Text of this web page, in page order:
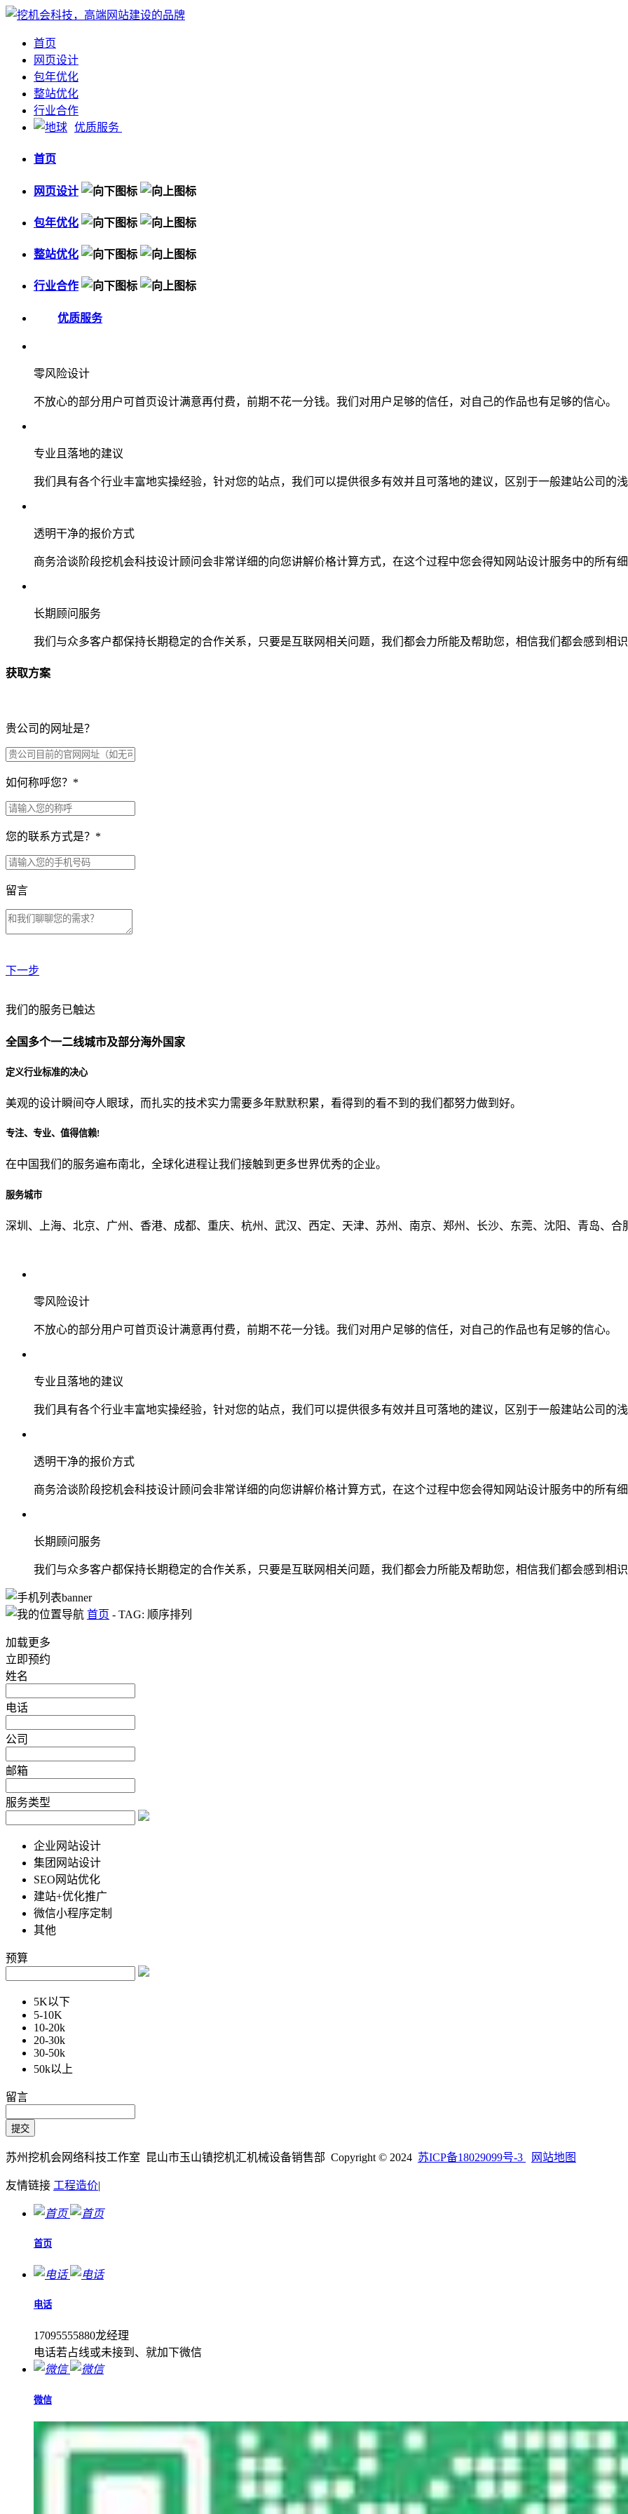
首页
网页设计
包年优化
整站优化
行业合作
优质服务
首页
网页设计
包年优化
整站优化
行业合作
优质服务
零风险设计
不放心的部分用户可首页设计满意再付费，前期不花一分钱。我们对用户足够的信任，对自己的作品也有足够的信心。
专业且落地的建议
我们具有各个行业丰富地实操经验，针对您的站点，我们可以提供很多有效并且可落地的建议，区别于一般建站公司的
透明干净的报价方式
商务洽谈阶段挖机会科技设计顾问会非常详细的向您讲解价格计算方式，在这个过程中您会得知网站设计服务中的所有
长期顾问服务
我们与众多客户都保持长期稳定的合作关系，只要是互联网相关问题，我们都会力所能及帮助您，相信我们都会感到相
获取方案
贵公司的网址是？
如何称呼您？ *
您的联系方式是？ *
留言
下一步
贵公司预算范围是？
贵公司的团队规模是？
从哪里了解到我们？
我们的服务已触达
全国多个一二线城市及部分海外国家
定义行业标准的决心
美观的设计瞬间夺人眼球，而扎实的技术实力需要多年默默积累，看得到的看不到的我们都努力做到好。
专注、专业、值得信赖!
在中国我们的服务遍布南北，全球化进程让我们接触到更多世界优秀的企业。
服务城市
深圳、上海、北京、广州、香港、成都、重庆、杭州、武汉、西定、天津、苏州、南京、郑州、长沙、东莞、沈阳、青岛、合
零风险设计
不放心的部分用户可首页设计满意再付费，前期不花一分钱。我们对用户足够的信任，对自己的作品也有足够的信心。
专业且落地的建议
我们具有各个行业丰富地实操经验，针对您的站点，我们可以提供很多有效并且可落地的建议，区别于一般建站公司的
透明干净的报价方式
商务洽谈阶段挖机会科技设计顾问会非常详细的向您讲解价格计算方式，在这个过程中您会得知网站设计服务中的所有
长期顾问服务
我们与众多客户都保持长期稳定的合作关系，只要是互联网相关问题，我们都会力所能及帮助您，相信我们都会感到相
首页 - TAG: 顺序排列
加载更多
立即预约
姓名
电话
公司
邮箱
服务类型
企业网站设计
集团网站设计
SEO网站优化
建站+优化推广
微信小程序定制
其他
预算
5K以下
5-10K
10-20k
20-30k
30-50k
50k以上
留言
苏州挖机会网络科技工作室 昆山市玉山镇挖机汇机械设备销售部 Copyright © 2024 苏ICP备18029099号-3 网站地图
友情链接 工程造价|
首页
电话
17095555880龙经理
电话若占线或未接到、就加下微信
微信